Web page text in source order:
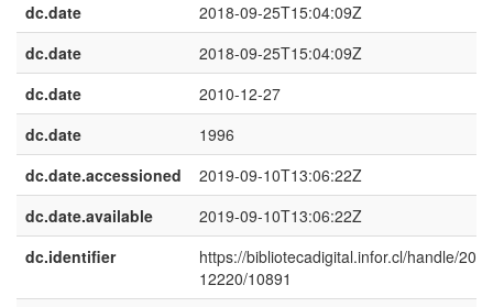
dc.date
2018-09-25T15:04:09Z
dc.date
2018-09-25T15:04:09Z
dc.date
2010-12-27
dc.date
1996
dc.date.accessioned
2019-09-10T13:06:22Z
dc.date.available
2019-09-10T13:06:22Z
dc.identifier
https://bibliotecadigital.infor.cl/handle/
12220/10891